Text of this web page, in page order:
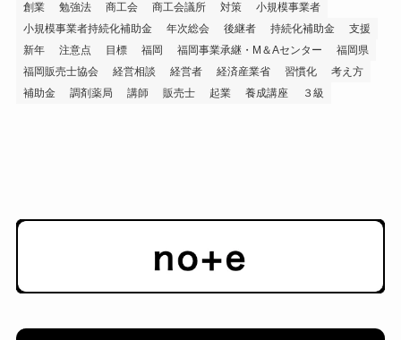
創業
勉強法 商工会 商工会議所 対策
小規模事業者
小規模事業者持続化補助金
年次総会 後継者 持続化補助金
支援
新年
注意点 目標 福岡 福岡事業承継・M＆Aセンター
福岡県
福岡販売士協会
経営相談 経営者 経済産業省 習慣化
考え方
補助金
調剤薬局 講師 販売士 起業 養成講座 ３級